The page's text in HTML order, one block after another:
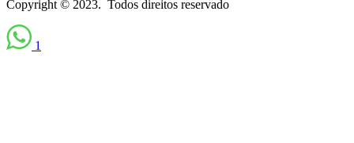
Copyright © 2023. Todos direitos reservado
1